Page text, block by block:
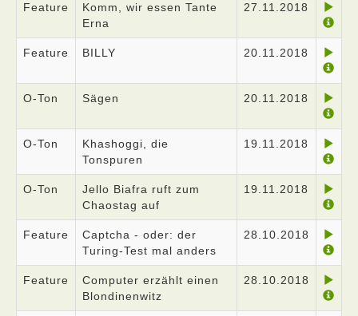
Feature
Komm, wir essen Tante
Erna
27.11.2018
Feature BILLY 20.11.2018
O-Ton Sägen 20.11.2018
O-Ton
Khashoggi, die
Tonspuren
19.11.2018
O-Ton
Jello Biafra ruft zum
Chaostag auf
19.11.2018
Feature
Captcha - oder: der
Turing-Test mal anders
28.10.2018
Feature
Computer erzählt einen
Blondinenwitz
28.10.2018